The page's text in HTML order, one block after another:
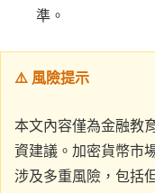
準。
⚠️ 風險提示
本文內容僅為金融教
資建議。加密貨幣市
涉及多重風險，包括